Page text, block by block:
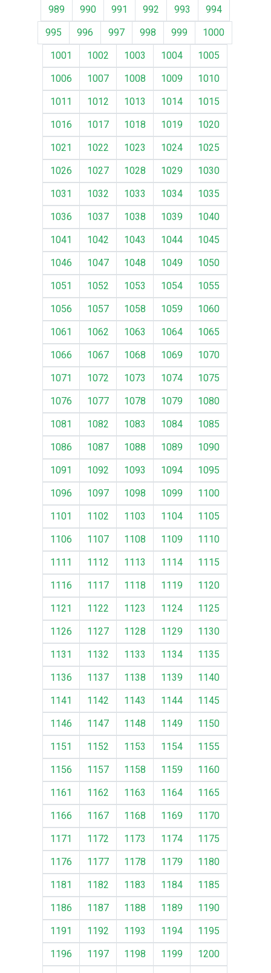
989
990 991 992 993
994
995
996 997 998 999
1000
1001
1002 1003 1004
1005
1006
1007 1008 1009
1010
1011
1012 1013 1014
1015
1016
1017 1018 1019
1020
1021
1022 1023 1024
1025
1026
1027 1028 1029
1030
1031
1032 1033 1034
1035
1036
1037 1038 1039
1040
1041
1042 1043 1044
1045
1046
1047 1048 1049
1050
1051
1052 1053 1054
1055
1056
1057 1058 1059
1060
1061
1062 1063 1064
1065
1066
1067 1068 1069
1070
1071
1072 1073 1074
1075
1076
1077 1078 1079
1080
1081
1082 1083 1084
1085
1086
1087 1088 1089
1090
1091
1092 1093 1094
1095
1096
1097 1098 1099
1100
1101
1102 1103 1104
1105
1106
1107 1108 1109
1110
1111
1112 1113 1114
1115
1116
1117 1118 1119
1120
1121
1122 1123 1124
1125
1126
1127 1128 1129
1130
1131
1132 1133 1134
1135
1136
1137 1138 1139
1140
1141
1142 1143 1144
1145
1146
1147 1148 1149
1150
1151
1152 1153 1154
1155
1156
1157 1158 1159
1160
1161
1162 1163 1164
1165
1166
1167 1168 1169
1170
1171
1172 1173 1174
1175
1176
1177 1178 1179
1180
1181
1182 1183 1184
1185
1186
1187 1188 1189
1190
1191
1192 1193 1194
1195
1196
1197 1198 1199
1200